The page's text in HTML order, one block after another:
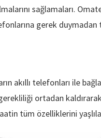
sağlamaları.
gerek
akıllı telefonları ile
ortadan
tüm özelliklerini